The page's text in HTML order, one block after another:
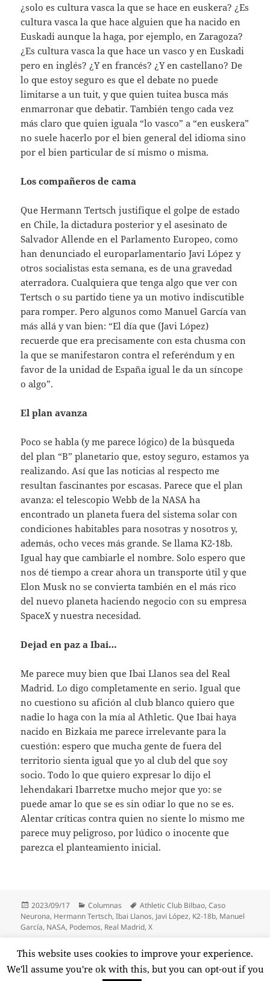
¿solo es cultura vasca la que se hace en euskera? ¿Es
cultura vasca la que hace alguien que ha nacido en
Euskadi aunque la haga, por ejemplo, en Zaragoza?
¿Es cultura vasca la que hace un vasco y en Euskadi
pero en inglés? ¿Y en francés? ¿Y en castellano? De
lo que estoy seguro es que el debate no puede
limitarse a un tuit, y que quien tuitea busca más
enmarronar que debatir. También tengo cada vez
más claro que quien iguala “lo vasco” a “en euskera”
no suele hacerlo por el bien general del idioma sino
por el bien particular de sí mismo o misma.
Los compañeros de cama
Que Hermann Tertsch justifique el golpe de estado
en Chile, la dictadura posterior y el asesinato de
Salvador Allende en el Parlamento Europeo, como
han denunciado el europarlamentario Javi López y
otros socialistas esta semana, es de una gravedad
aterradora. Cualquiera que tenga algo que ver con
Tertsch o su partido tiene ya un motivo indiscutible
para romper. Pero algunos como Manuel García van
más allá y van bien: “El día que (Javi López)
recuerde que era precisamente con esta chusma con
la que se manifestaron contra el referéndum y en
favor de la unidad de España igual le da un síncope
o algo”.
El plan avanza
Poco se habla (y me parece lógico) de la búsqueda
del plan “B” planetario que, estoy seguro, estamos ya
realizando. Así que las noticias al respecto me
resultan fascinantes por escasas. Parece que el plan
avanza: el telescopio Webb de la NASA ha
encontrado un planeta fuera del sistema solar con
condiciones habitables para nosotras y nosotros y,
además, ocho veces más grande. Se llama K2-18b.
Igual hay que cambiarle el nombre. Solo espero que
nos dé tiempo a crear ahora un transporte útil y que
Elon Musk no se convierta también en el más rico
del nuevo planeta haciendo negocio con su empresa
SpaceX y nuestra necesidad.
Dejad en paz a Ibai…
Me parece muy bien que Ibai Llanos sea del Real
Madrid. Lo digo completamente en serio. Igual que
no cuestiono su afición al club blanco quiero que
nadie lo haga con la mía al Athletic. Que Ibai haya
nacido en Bizkaia me parece irrelevante para la
cuestión: espero que mucha gente de fuera del
territorio sienta igual que yo al club del que soy
socio. Todo lo que quiero expresar lo dijo el
lehendakari Ibarretxe mucho mejor que yo: se
puede amar lo que se es sin odiar lo que no se es.
Alentar críticas contra quien no siente lo mismo me
parece muy peligroso, por lúdico o inocente que
parezca el planteamiento inicial.
Publicado
el
2023/09/17 Categorías
Columnas Etiquetas
Athletic Club Bilbao,Caso
Neurona, Hermann Tertsch,Ibai Llanos, Javi López, K2-18b, Manuel
García, NASA, Podemos, Real Madrid,X
Paginación
de
PÁGINA1
This website uses cookies to improve your experience.
We'll assume you're ok with this, but you can opt-out if you